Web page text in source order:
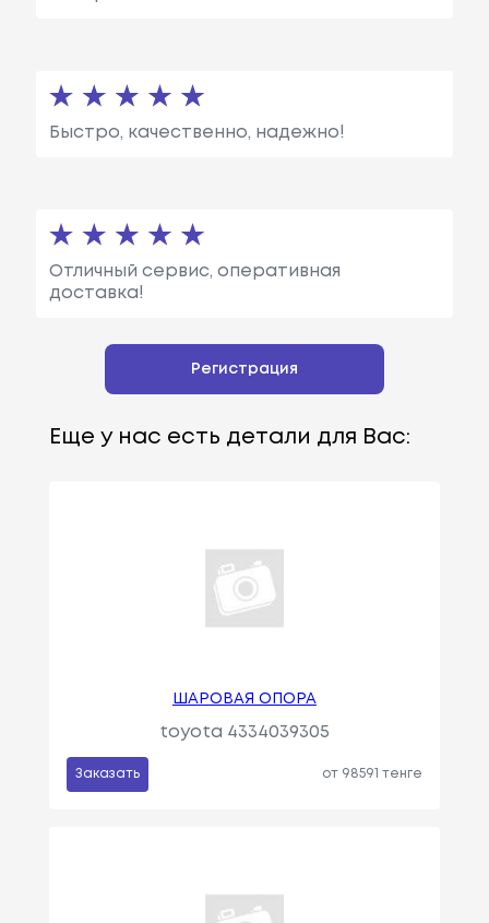
Быстро, качественно, надежно!
Отличный сервис, оперативная
доставка!
Регистрация
Еще у нас есть детали для Вас:
ШАРОВАЯ ОПОРА
toyota 4334039305
Заказать от 98591 тенге